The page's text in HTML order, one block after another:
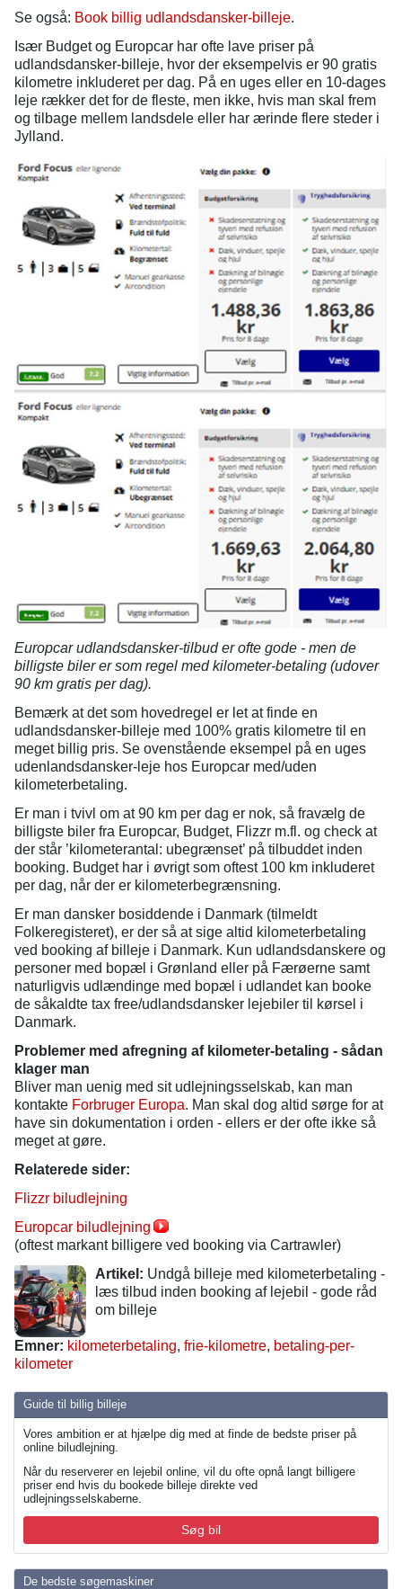
Guide til billig billeje
Vores ambition er at hjælpe dig med at finde de bedste priser på
online biludlejning.
Når du reserverer en lejebil online, vil du ofte opnå langt billigere
priser end hvis du bookede billeje direkte ved
udlejningsselskaberne.
Søg bil
De bedste søgemaskiner
Se også: Book billig udlandsdansker-billeje.
Især Budget og Europcar har ofte lave priser på
udlandsdansker-billeje, hvor der eksempelvis er 90 gratis
kilometre inkluderet per dag. På en uges eller en 10-dages
leje rækker det for de fleste, men ikke, hvis man skal frem
og tilbage mellem landsdele eller har ærinde flere steder i
Jylland.
Europcar udlandsdansker-tilbud er ofte gode - men de
billigste biler er som regel med kilometer-betaling (udover
90 km gratis per dag).
Bemærk at det som hovedregel er let at finde en
udlandsdansker-billeje med 100% gratis kilometre til en
meget billig pris. Se ovenstående eksempel på en uges
udenlandsdansker-leje hos Europcar med/uden
kilometerbetaling.
Er man i tvivl om at 90 km per dag er nok, så fravælg de
billigste biler fra Europcar, Budget, Flizzr m.fl. og check at
der står ’kilometerantal: ubegrænset’ på tilbuddet inden
booking. Budget har i øvrigt som oftest 100 km inkluderet
per dag, når der er kilometerbegrænsning.
Er man dansker bosiddende i Danmark (tilmeldt
Folkeregisteret), er der så at sige altid kilometerbetaling
ved booking af billeje i Danmark. Kun udlandsdanskere og
personer med bopæl i Grønland eller på Færøerne samt
naturligvis udlændinge med bopæl i udlandet kan booke
de såkaldte tax free/udlandsdansker lejebiler til kørsel i
Danmark.
Problemer med afregning af kilometer-betaling - sådan
klager man
Bliver man uenig med sit udlejningsselskab, kan man
kontakte Forbruger Europa. Man skal dog altid sørge for at
have sin dokumentation i orden - ellers er der ofte ikke så
meget at gøre.
Relaterede sider:
Flizzr biludlejning
Europcar biludlejning
(oftest markant billigere ved booking via Cartrawler)
Artikel: Undgå billeje med kilometerbetaling -
læs tilbud inden booking af lejebil - gode råd
om billeje
Emner: kilometerbetaling, frie-kilometre, betaling-per-
kilometer